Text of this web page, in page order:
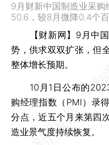
9月财新中国制造业采
50.6，较8月微降0.4个百
【财新网】 9月中
势，供求双双扩张，但
整体增长预期。
10月1日公布的
购经理指数（PMI）录
分点，近五个月来第四
造业景气度持续恢复。